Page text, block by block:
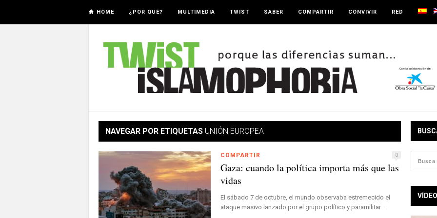
HOME ¿POR QUÉ? MULTIMEDIA TWIST SABER COMPARTIR CONVIVIR RED
NAVEGAR POR ETIQUETAS UNIÓN EUROPEA
COMPARTIR 0
Gaza: cuando la política importa más que las
vidas
El sábado 7 de octubre, el mundo observaba estremecido el
ataque masivo lanzado por el grupo político y paramilitar ...